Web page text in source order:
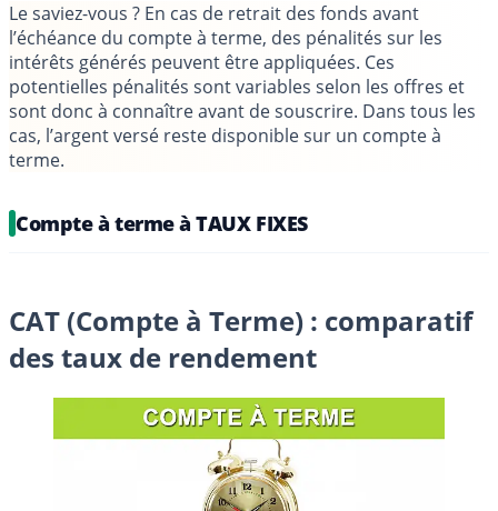
Le saviez-vous ? En cas de retrait des fonds avant
l’échéance du compte à terme, des pénalités sur les
intérêts générés peuvent être appliquées. Ces
potentielles pénalités sont variables selon les offres et
sont donc à connaître avant de souscrire. Dans tous les
cas, l’argent versé reste disponible sur un compte à
terme.
Compte à terme à TAUX FIXES
CAT (Compte à Terme) : comparatif
des taux de rendement